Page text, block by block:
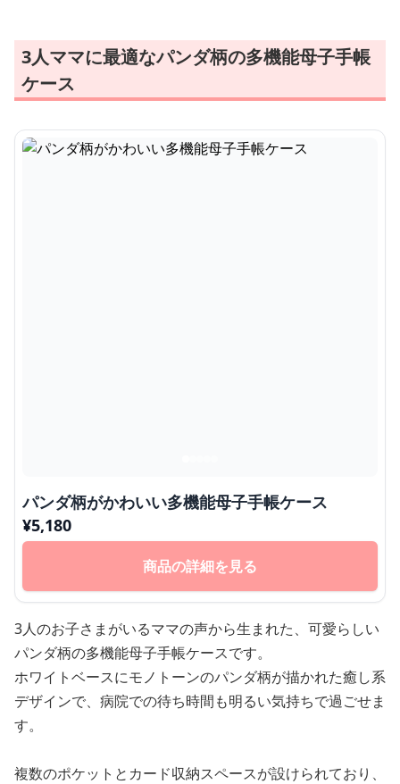
3人ママに最適なパンダ柄の多機能母子手帳
ケース
パンダ柄がかわいい多機能母子手帳ケース
¥5,180
商品の詳細を見る
3人のお子さまがいるママの声から生まれた、可愛らしい
パンダ柄の多機能母子手帳ケースです。
ホワイトベースにモノトーンのパンダ柄が描かれた癒し系
デザインで、病院での待ち時間も明るい気持ちで過ごせま
す。
複数のポケットとカード収納スペースが設けられており、